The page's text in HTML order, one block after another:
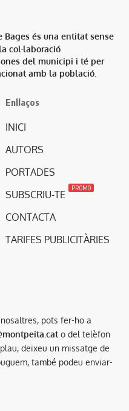
Bages és una entitat sense
col·laboració
del municipi i té per
amb la població.
Enllaços
INICI
AUTORS
PORTADES
SUBSCRIU-TE
PROMO
CONTACTA
TARIFES PUBLICITÀRIES
pots fer-ho a
o del telèfon
deixeu un missatge de
també podeu enviar-